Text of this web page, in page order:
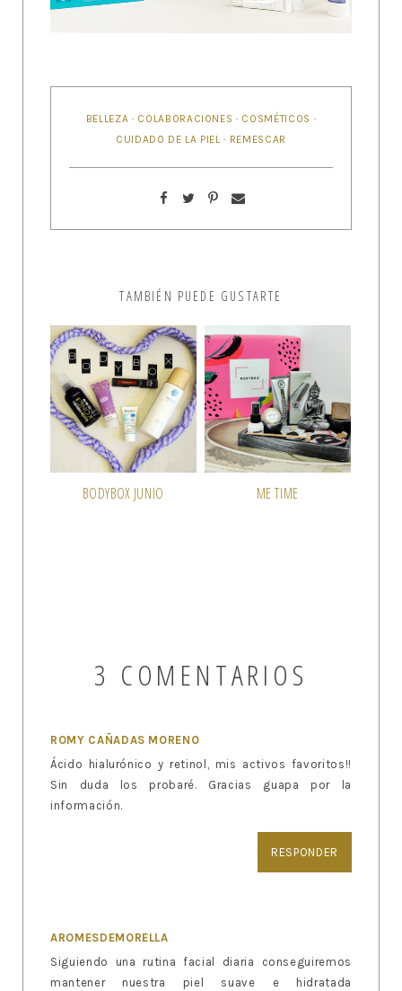
BELLEZA · COLABORACIONES · COSMÉTICOS ·
CUIDADO DE LA PIEL· REMESCAR
TAMBIÉN PUEDE GUSTARTE
BODYBOX JUNIO ME TIME
3 COMENTARIOS
ROMY CAÑADAS MORENO
Ácido hialurónico y retinol, mis activos favoritos!!
Sin duda los probaré. Gracias guapa por la
información.
RESPONDER
AROMESDEMORELLA
Siguiendo una rutina facial diaria conseguiremos
mantener nuestra piel suave e hidratada